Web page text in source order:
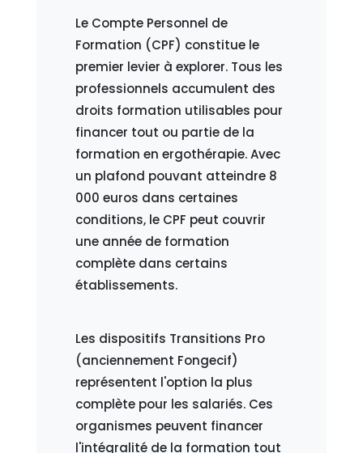
Le Compte Personnel de
Formation (CPF) constitue le
premier levier à explorer. Tous les
professionnels accumulent des
droits formation utilisables pour
financer tout ou partie de la
formation en ergothérapie. Avec
un plafond pouvant atteindre 8
000 euros dans certaines
conditions, le CPF peut couvrir
une année de formation
complète dans certains
établissements.
Les dispositifs Transitions Pro
(anciennement Fongecif)
représentent l'option la plus
complète pour les salariés. Ces
organismes peuvent financer
l'intégralité de la formation tout